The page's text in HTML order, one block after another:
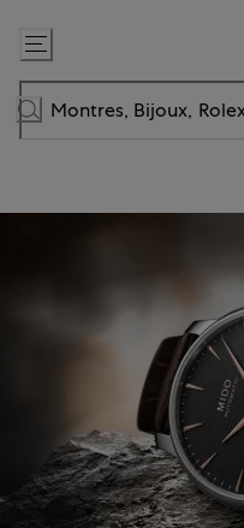
Passer
au
contenu